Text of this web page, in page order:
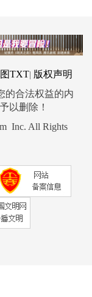
TXT 版权声明
的合法权益的内
以删除！
Inc. All Rights